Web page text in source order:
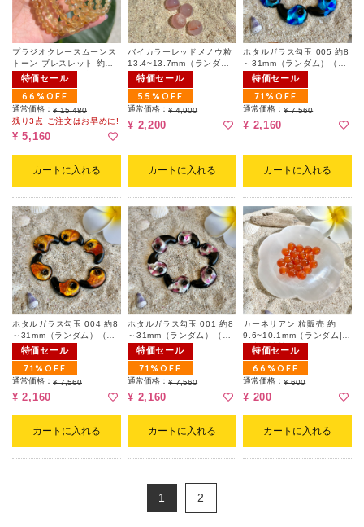
プラジオクレースムーンス
トーン ブレスレット 約
6.1~6.5mm(ランダム)
特価セール
66%OFF
通常価格： ¥ 15,480
残り3点 ご注文はお早めに!
¥ 5,160
カートに入れる
バイカラーレッドメノウ粒
13.4~13.7mm（ランダム
｜粒販売）
特価セール
55%OFF
通常価格：¥ 4,900
¥ 2,200
カートに入れる
ホタルガラス勾玉 005 約8
～31mm（ランダム）（キ
ズ有）
特価セール
71%OFF
通常価格：¥ 7,560
¥ 2,160
カートに入れる
ホタルガラス勾玉 004 約8
～31mm（ランダム）（キ
ズ有）
特価セール
71%OFF
通常価格： ¥ 7,560
¥ 2,160
カートに入れる
ホタルガラス勾玉 001 約8
～31mm（ランダム）（キ
ズ有）
特価セール
71%OFF
通常価格：¥ 7,560
¥ 2,160
カートに入れる
カーネリアン 粒販売 約
9.6~10.1mm（ランダム|行
動力と情熱）
特価セール
66%OFF
通常価格：¥ 600
¥ 200
カートに入れる
1 2